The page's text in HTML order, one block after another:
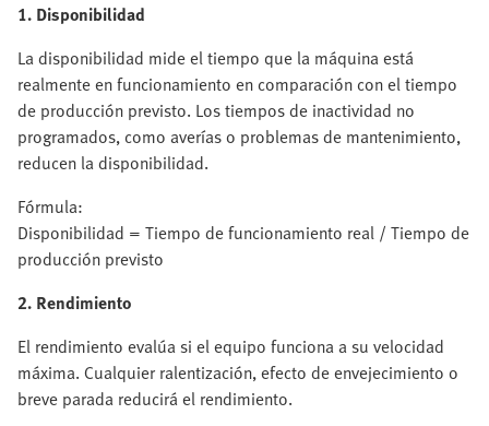
1. Disponibilidad
La disponibilidad mide el tiempo que la máquina está
realmente en funcionamiento en comparación con el tiempo
de producción previsto. Los tiempos de inactividad no
programados, como averías o problemas de mantenimiento,
reducen la disponibilidad.
Fórmula:
Disponibilidad = Tiempo de funcionamiento real / Tiempo de
producción previsto
2. Rendimiento
El rendimiento evalúa si el equipo funciona a su velocidad
máxima. Cualquier ralentización, efecto de envejecimiento o
breve parada reducirá el rendimiento.